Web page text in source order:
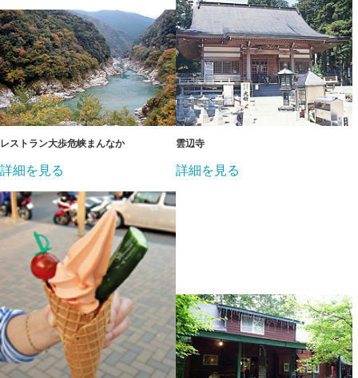
レストラン大歩危峡まんなか
詳細を見る
雲辺寺
詳細を見る